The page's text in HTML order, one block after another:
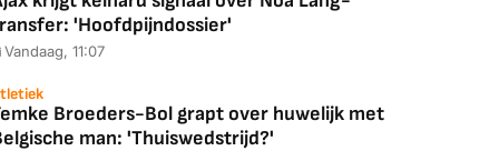
'Hoofdpijndossier'
Vandaag, 11:07
Broeders-Bol grapt over huwelijk met
man: 'Thuiswedstrijd?'